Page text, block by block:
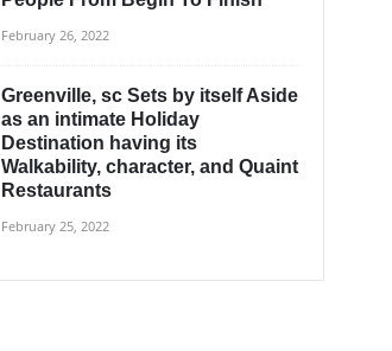
February 26, 2022
Greenville, sc Sets by itself Aside
as an intimate Holiday
Destination having its
Walkability, character, and Quaint
Restaurants
February 25, 2022